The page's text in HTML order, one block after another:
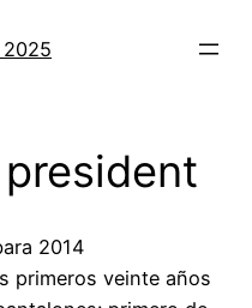
primeros veinte años